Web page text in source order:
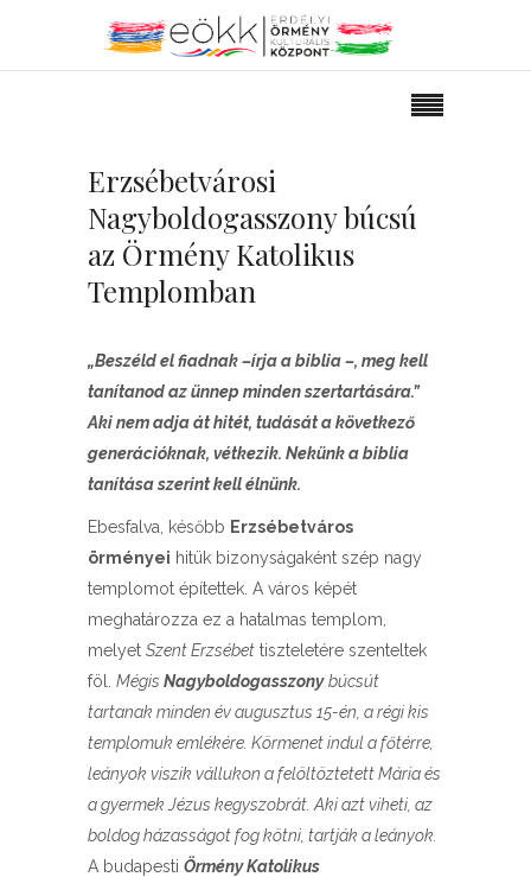
Erzsébetvárosi
Nagyboldogasszony búcsú
az Örmény Katolikus
Templomban
„Beszéld el fiadnak –írja a biblia –, meg kell
tanítanod az ünnep minden szertartására.”
Aki nem adja át hitét, tudását a következő
generációknak, vétkezik. Nekünk a biblia
tanítása szerint kell élnünk.
Ebesfalva, később Erzsébetváros
örményei hitük bizonyságaként szép nagy
templomot építettek. A város képét
meghatározza ez a hatalmas templom,
melyet Szent Erzsébet tiszteletére szenteltek
föl. Mégis Nagyboldogasszony búcsút
tartanak minden év augusztus 15-én, a régi kis
templomuk emlékére. Körmenet indul a főtérre,
leányok viszik vállukon a felöltöztetett Mária és
a gyermek Jézus kegyszobrát. Aki azt viheti, az
boldog házasságot fog kötni, tartják a leányok.
A budapesti Örmény Katolikus